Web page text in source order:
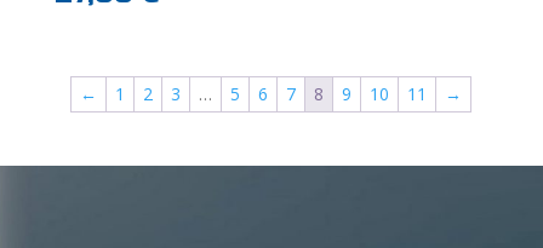
← 1 2 3 … 5 6 7 8 9 10 11 →